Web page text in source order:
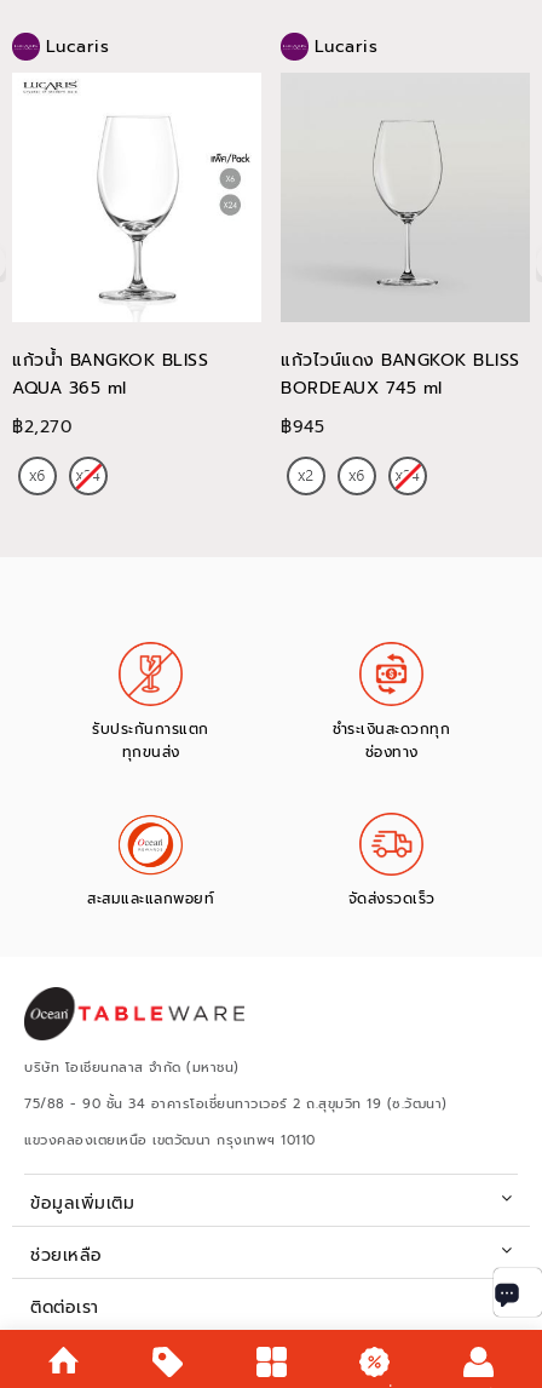
Lucaris
แก้วน้ำ BANGKOK BLISS
AQUA 365 ml
฿2,270
Lucaris
แก้วไวน์แดง BANGKOK BLISS
BORDEAUX 745 ml
฿945
รับประกันการแตก
ทุกขนส่ง
ชำระเงินสะดวกทุก
ช่องทาง
สะสมและแลกพอยท์ จัดส่งรวดเร็ว
บริษัท โอเชียนกลาส จำกัด (มหาชน)
75/88 - 90 ชั้น 34 อาคารโอเชี่ยนทาวเวอร์ 2 ถ.สุขุมวิท 19 (ซ.วัฒนา)
แขวงคลองเตยเหนือ เขตวัฒนา กรุงเทพฯ 10110
ข้อมูลเพิ่มเติม
ช่วยเหลือ
ติดต่อเรา
เวลาทำการ